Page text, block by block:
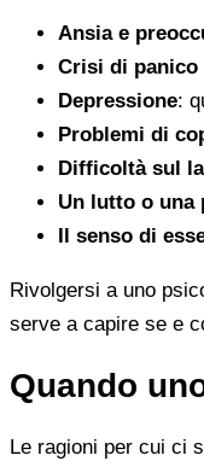
Ansia e
Crisi di panico
Depressione:
Problemi di
Difficoltà sul
Un lutto o una
Il senso di
Rivolgersi a uno
serve a capire se e
Quando
Le ragioni per cui ci